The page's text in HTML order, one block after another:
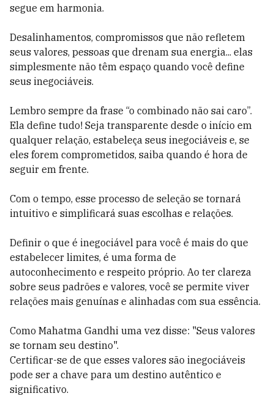
segue em harmonia.
Desalinhamentos, compromissos que não refletem
seus valores, pessoas que drenam sua energia... elas
simplesmente não têm espaço quando você define
seus inegociáveis.
Lembro sempre da frase “o combinado não sai caro”.
Ela define tudo! Seja transparente desde o início em
qualquer relação, estabeleça seus inegociáveis e, se
eles forem comprometidos, saiba quando é hora de
seguir em frente.
Com o tempo, esse processo de seleção se tornará
intuitivo e simplificará suas escolhas e relações.
Definir o que é inegociável para você é mais do que
estabelecer limites, é uma forma de
autoconhecimento e respeito próprio. Ao ter clareza
sobre seus padrões e valores, você se permite viver
relações mais genuínas e alinhadas com sua essência.
Como Mahatma Gandhi uma vez disse: "Seus valores
se tornam seu destino".
Certificar-se de que esses valores são inegociáveis
pode ser a chave para um destino autêntico e
significativo.